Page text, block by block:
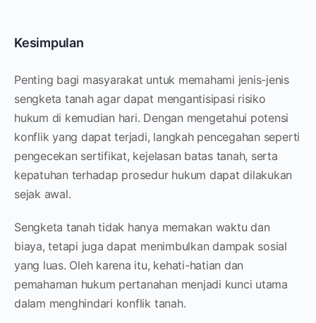
Kesimpulan
Penting bagi masyarakat untuk memahami jenis-jenis
sengketa tanah agar dapat mengantisipasi risiko
hukum di kemudian hari. Dengan mengetahui potensi
konflik yang dapat terjadi, langkah pencegahan seperti
pengecekan sertifikat, kejelasan batas tanah, serta
kepatuhan terhadap prosedur hukum dapat dilakukan
sejak awal.
Sengketa tanah tidak hanya memakan waktu dan
biaya, tetapi juga dapat menimbulkan dampak sosial
yang luas. Oleh karena itu, kehati-hatian dan
pemahaman hukum pertanahan menjadi kunci utama
dalam menghindari konflik tanah.